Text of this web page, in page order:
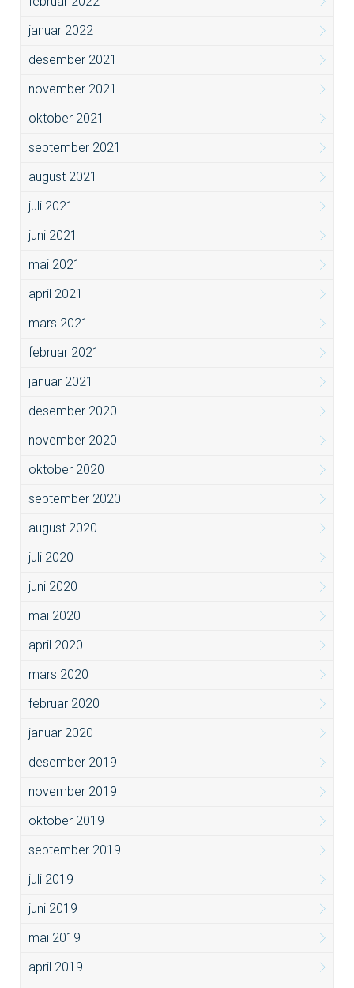
januar 2022
desember 2021
november 2021
oktober 2021
september 2021
august 2021
juli 2021
juni 2021
mai 2021
april 2021
mars 2021
februar 2021
januar 2021
desember 2020
november 2020
oktober 2020
september 2020
august 2020
juli 2020
juni 2020
mai 2020
april 2020
mars 2020
februar 2020
januar 2020
desember 2019
november 2019
oktober 2019
september 2019
juli 2019
juni 2019
mai 2019
april 2019